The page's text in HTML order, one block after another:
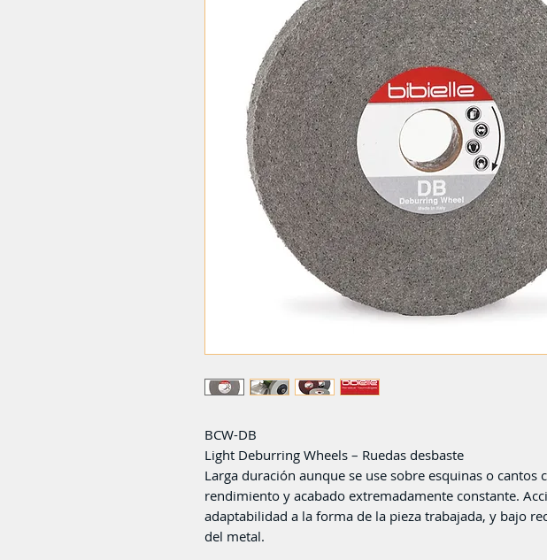
BCW-DB
Light Deburring Wheels – Ruedas desbaste
Larga duración aunque se use sobre esquinas o cantos
rendimiento y acabado extremadamente constante.
adaptabilidad a la forma de la pieza trabajada, y bajo
del metal.